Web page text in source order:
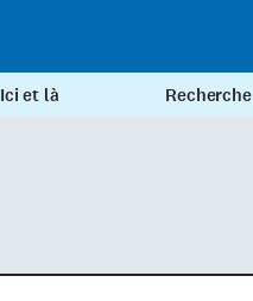
Ici et là Recherche